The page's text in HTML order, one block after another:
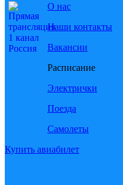
О нас
Наши контакты
Вакансии
Расписание
Электрички
Поезда
Самолеты
Купить авиабилет